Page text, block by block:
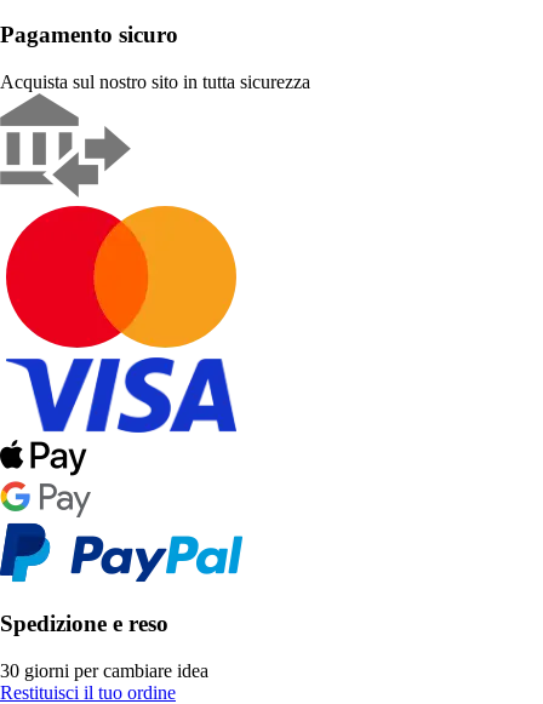
Pagamento sicuro
Acquista sul nostro sito in tutta sicurezza
Spedizione e reso
30 giorni per cambiare idea
Restituisci il tuo ordine